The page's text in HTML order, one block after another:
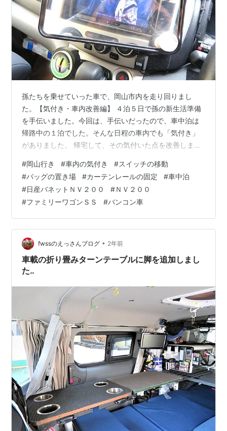
孫たちを乗せていった車で、岡山市内を走り回りまし
た。【気付き・車内改善編】 ４泊５日で孫の新生活準備
を手伝いました。今回は、手伝いだったので、車中泊は
帰路中の１泊でした。そんな日程の車内でも「気付き」
がありました。 帰宅して、その気付いた点を改善しまし
カーナビ画面・ＴＶなどの電源切り替えスイッチを移動
させました。 車内でエンジンを止めてテレビやDVDを見
る際は、サブバッテリーからの電源へ切り替えます。そ
の切り替えスイッチが、これまでは運転席の後部側の天
上部分へ、取り付けてありました。 運転席へ座ってい
て、そのスイッチを切り替えるには、手が届か…
#岡山行き #車内の気付き #スイッチの移動
#バッグの置き場 #カーテンレールの固定 #車中泊
#日産バネットＮＶ２００ #ＮＶ２００
#ファミリーワゴンＳＳ #バンコン車
fwssのえっさんブログ • 2年前
車載の折り畳みターンテーブルに脚を追加しまし
た‥